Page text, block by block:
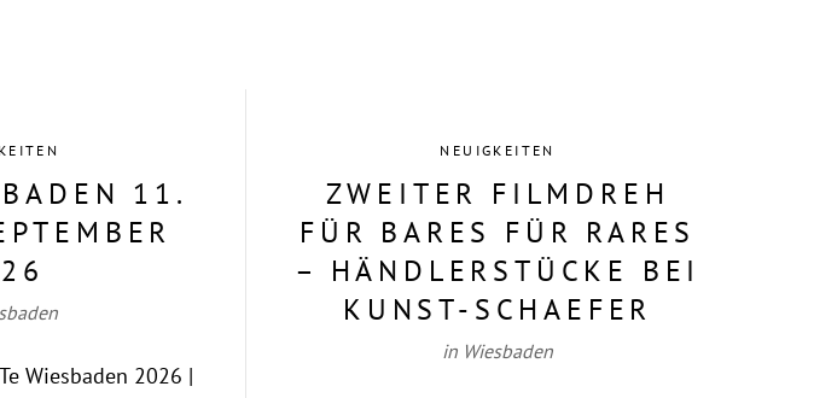
11.
Wiesbaden 2026 |
NEUIGKEITEN
ZWEITER FILMDREH
FÜR BARES FÜR RARES
– HÄNDLERSTÜCKE BEI
KUNST-SCHAEFER
in Wiesbaden